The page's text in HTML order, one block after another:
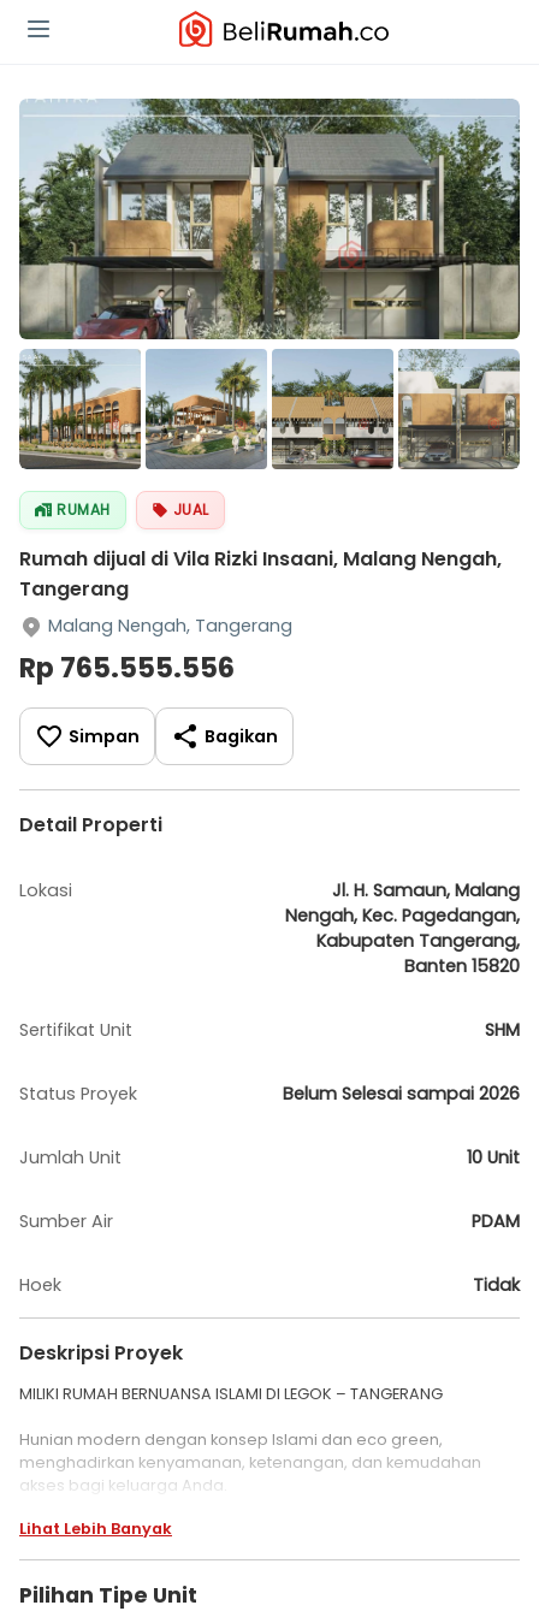
RUMAH JUAL
Rumah dijual di Vila Rizki Insaani, Malang Nengah,
Tangerang
Malang Nengah, Tangerang
Rp 765.555.556
Simpan Bagikan
Detail Properti
Lokasi
Jl. H. Samaun, Malang
Nengah, Kec. Pagedangan,
Kabupaten Tangerang,
Banten 15820
Sertifikat Unit SHM
Status Proyek Belum Selesai sampai 2026
Jumlah Unit 10 Unit
Sumber Air PDAM
Hoek Tidak
Deskripsi Proyek
MILIKI RUMAH BERNUANSA ISLAMI DI LEGOK – TANGERANG
Hunian modern dengan konsep Islami dan eco green,
menghadirkan kenyamanan, ketenangan, dan kemudahan
akses bagi keluarga Anda.
Tanpa DP (DP 0%)
Lihat Lebih Banyak
Pilihan Tipe Unit